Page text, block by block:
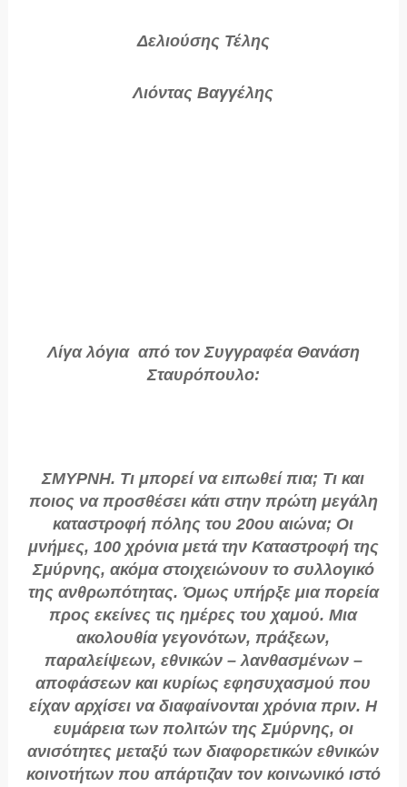
Δελιούσης Τέλης
Λιόντας Βαγγέλης
Λίγα λόγια από τον Συγγραφέα Θανάση
Σταυρόπουλο:
ΣΜΥΡΝΗ. Τι μπορεί να ειπωθεί πια; Τι και
ποιος να προσθέσει κάτι στην πρώτη μεγάλη
καταστροφή πόλης του 20ου αιώνα; Οι
μνήμες, 100 χρόνια μετά την Καταστροφή της
Σμύρνης, ακόμα στοιχειώνουν το συλλογικό
της ανθρωπότητας. Όμως υπήρξε μια πορεία
προς εκείνες τις ημέρες του χαμού. Μια
ακολουθία γεγονότων, πράξεων,
παραλείψεων, εθνικών – λανθασμένων –
αποφάσεων και κυρίως εφησυχασμού που
είχαν αρχίσει να διαφαίνονται χρόνια πριν. Η
ευμάρεια των πολιτών της Σμύρνης, οι
ανισότητες μεταξύ των διαφορετικών εθνικών
κοινοτήτων που απάρτιζαν τον κοινωνικό ιστό